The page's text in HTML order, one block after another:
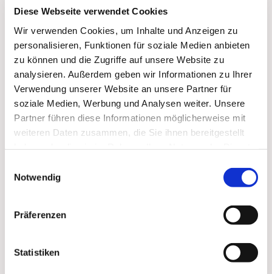
Diese Webseite verwendet Cookies
Wir verwenden Cookies, um Inhalte und Anzeigen zu
personalisieren, Funktionen für soziale Medien anbieten
zu können und die Zugriffe auf unsere Website zu
analysieren. Außerdem geben wir Informationen zu Ihrer
Verwendung unserer Website an unsere Partner für
soziale Medien, Werbung und Analysen weiter. Unsere
Partner führen diese Informationen möglicherweise mit
weiteren Daten zusammen, die Sie ihnen bereitgestellt
Notwendig
Präferenzen
Statistiken